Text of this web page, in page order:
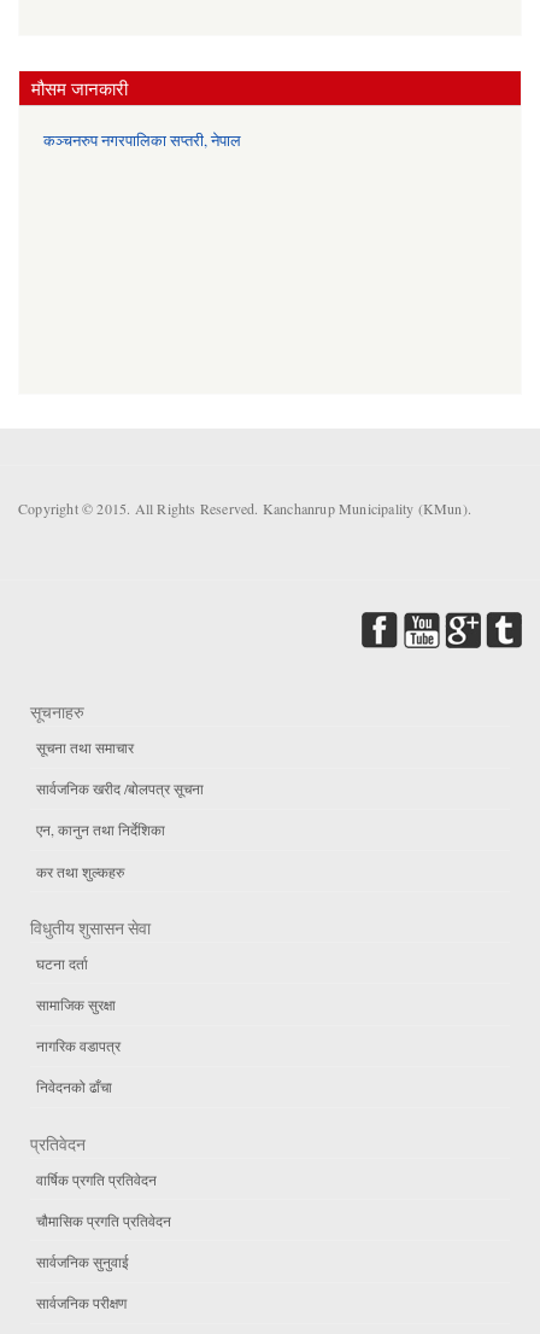
मौसम जानकारी
कञ्चनरुप नगरपालिका सप्तरी, नेपाल
Copyright © 2015. All Rights Reserved. Kanchanrup Municipality (KMun).
सूचनाहरु
सूचना तथा समाचार
सार्वजनिक खरीद /बोलपत्र सूचना
एन, कानुन तथा निर्देशिका
कर तथा शुल्कहरु
विधुतीय शुसासन सेवा
घटना दर्ता
सामाजिक सुरक्षा
नागरिक वडापत्र
निवेदनको ढाँचा
प्रतिवेदन
वार्षिक प्रगति प्रतिवेदन
चौमासिक प्रगति प्रतिवेदन
सार्वजनिक सुनुवाई
सार्वजनिक परीक्षण